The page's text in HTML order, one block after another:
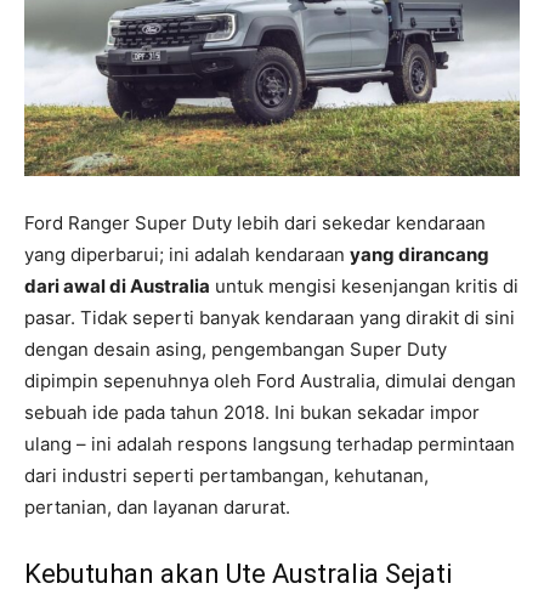
Ford Ranger Super Duty lebih dari sekedar kendaraan
yang diperbarui; ini adalah kendaraan yang dirancang
dari awal di Australia untuk mengisi kesenjangan kritis di
pasar. Tidak seperti banyak kendaraan yang dirakit di sini
dengan desain asing, pengembangan Super Duty
dipimpin sepenuhnya oleh Ford Australia, dimulai dengan
sebuah ide pada tahun 2018. Ini bukan sekadar impor
ulang – ini adalah respons langsung terhadap permintaan
dari industri seperti pertambangan, kehutanan,
pertanian, dan layanan darurat.
Kebutuhan akan Ute Australia Sejati